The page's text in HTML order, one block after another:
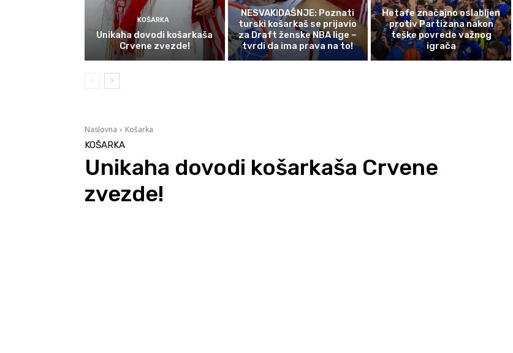
KOŠARKA
Unikaha dovodi košarkaša
Crvene zvezde!
NESVAKIDAŠNJE: Poznati
turski košarkaš se prijavio
za Draft ženske NBA lige –
tvrdi da ima prava na to!
Hetafe značajno oslabljen
protiv Partizana nakon
teške povrede važnog
igrača